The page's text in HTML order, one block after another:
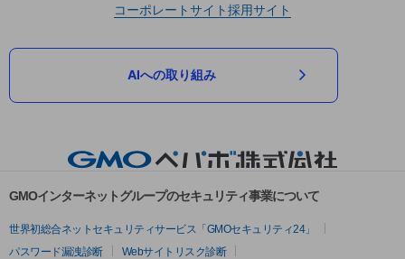
コーポレートサイト採用サイト
AIへの取り組み
GMOインターネットグループのセキュリティ事業について
世界初総合ネットセキュリティサービス「GMOセキュリティ24」
パスワード漏洩診断
Webサイトリスク診断